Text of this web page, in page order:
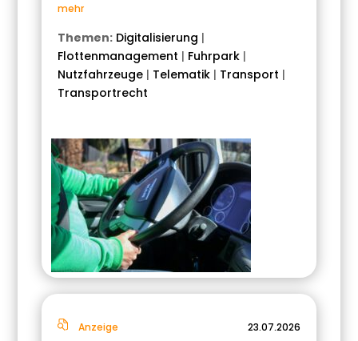
mehr
Themen: Digitalisierung |
Flottenmanagement | Fuhrpark |
Nutzfahrzeuge | Telematik | Transport |
Transportrecht
Anzeige 23.07.2026